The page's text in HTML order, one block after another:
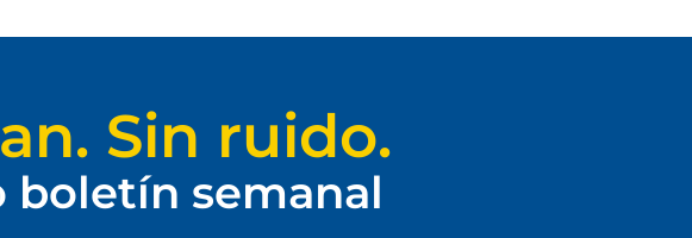
Sin ruido.
boletín semanal